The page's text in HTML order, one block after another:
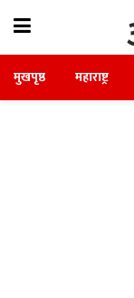
मुखपृष्ठ महाराष्ट्र